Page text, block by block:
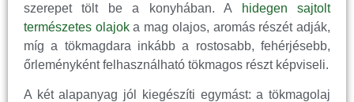
szerepet tölt be a konyhában. A
hidegen sajtolt
természetes olajoka mag olajos, aromás részét adják,
míg a tökmagdara inkább a rostosabb, fehérjésebb,
őrleményként felhasználható tökmagos részt képviseli.
A két alapanyag jól kiegészíti egymást: a tökmagolaj